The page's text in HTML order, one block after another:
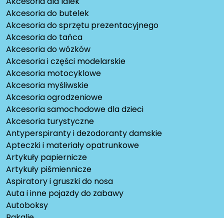
Akcesoria do butelek
Akcesoria do sprzętu prezentacyjnego
Akcesoria do tańca
Akcesoria do wózków
Akcesoria i części modelarskie
Akcesoria motocyklowe
Akcesoria myśliwskie
Akcesoria ogrodzeniowe
Akcesoria samochodowe dla dzieci
Akcesoria turystyczne
Antyperspiranty i dezodoranty damskie
Apteczki i materiały opatrunkowe
Artykuły papiernicze
Artykuły piśmiennicze
Aspiratory i gruszki do nosa
Auta i inne pojazdy do zabawy
Autoboksy